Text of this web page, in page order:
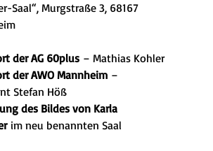
Saal“, Murgstraße 3, 68167
der AG 60plus – Mathias Kohler
der AWO Mannheim –
Stefan Höß
des Bildes von Karla
im neu benannten Saal